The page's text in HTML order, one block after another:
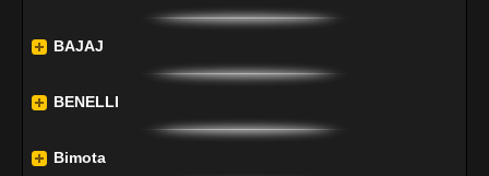
BAJAJ
BENELLI
Bimota